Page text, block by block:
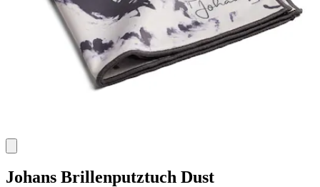
Johans Brillenputztuch Dust